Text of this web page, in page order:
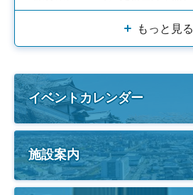
もっと見る
イベントカレンダー
施設案内